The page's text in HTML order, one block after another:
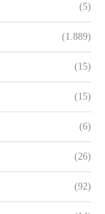
(5)
(1.889)
(15)
(15)
(6)
(26)
(92)